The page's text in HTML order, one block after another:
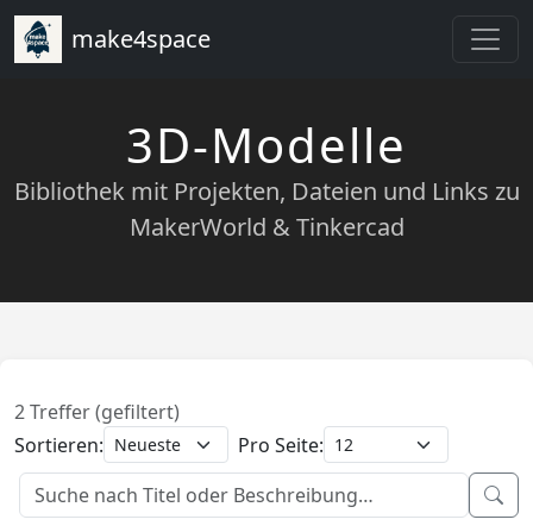
make4space
3D-Modelle
Bibliothek mit Projekten, Dateien und Links zu
MakerWorld & Tinkercad
2 Treffer (gefiltert)
Sortieren:
Pro Seite: